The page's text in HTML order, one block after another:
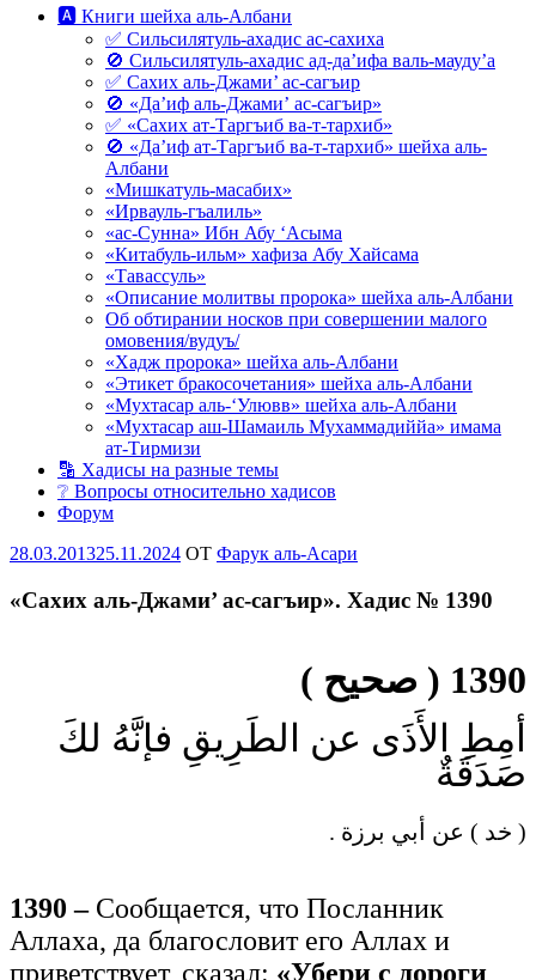
🅰 Книги шейха аль-Албани
✅ Сильсилятуль-ахадис ас-сахиха
🚫 Сильсилятуль-ахадис ад-да’ифа валь-мауду’а
✅ Сахих аль-Джами’ ас-сагъир
🚫 «Да’иф аль-Джами’ ас-сагъир»
✅ «Сахих ат-Таргъиб ва-т-тархиб»
🚫 «Да’иф ат-Таргъиб ва-т-тархиб» шейха аль-
Албани
«Мишкатуль-масабих»
«Ирвауль-гъалиль»
«ас-Сунна» Ибн Абу ‘Асыма
«Китабуль-ильм» хафиза Абу Хайсама
«Тавассуль»
«Описание молитвы пророка» шейха аль-Албани
Об обтирании носков при совершении малого
омовения/вудуъ/
«Хадж пророка» шейха аль-Албани
«Этикет бракосочетания» шейха аль-Албани
«Мухтасар аль-‘Улювв» шейха аль-Албани
«Мухтасар аш-Шамаиль Мухаммадиййа» имама
ат-Тирмизи
🔡 Хадисы на разные темы
❔ Вопросы относительно хадисов
Форум
Опубликовано
28.03.201325.11.2024 OT Фарук аль-Асари
«Сахих аль-Джами’ ас-сагъир». Хадис № 1390
1390 ( صحيح )
أمِطِ الأَذَى عن الطَرِيقِ فإنَّهُ لكَ
صَدَقَةٌ
( خد ) عن أبي برزة .
1390 –Сообщается, что Посланник
Аллаха, да благословит его Аллах и
приветствует, сказал: «Убери с дороги